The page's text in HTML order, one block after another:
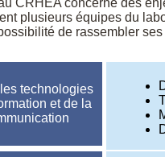
CRHEA concerne des
plusieurs équipes du
de rassembler
technologies
et de la
du laboratoire :